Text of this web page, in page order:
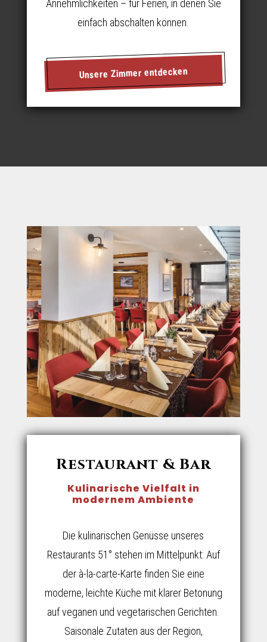
Annehmlichkeiten – für Ferien, in denen Sie
einfach abschalten können.
Unsere Zimmer entdecken
Restaurant & Bar
Kulinarische Vielfalt in
modernem Ambiente
Die kulinarischen Genüsse unseres
Restaurants 51° stehen im Mittelpunkt: Auf
der à-la-carte-Karte finden Sie eine
moderne, leichte Küche mit klarer Betonung
auf veganen und vegetarischen Gerichten.
Saisonale Zutaten aus der Region,